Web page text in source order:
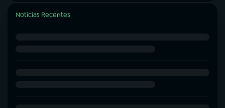
Notícias Recentes